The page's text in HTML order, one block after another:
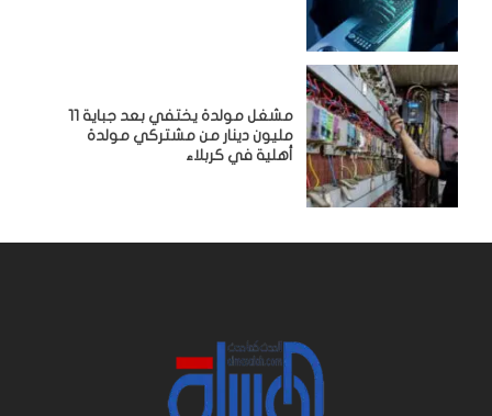
مشغل مولدة يختفي بعد جباية 11
مليون دينار من مشتركي مولدة
أهلية في كربلاء